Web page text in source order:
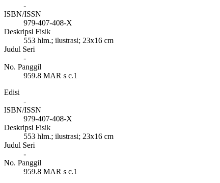
-
ISBN/ISSN
979-407-408-X
Deskripsi Fisik
553 hlm.; ilustrasi; 23x16 cm
Judul Seri
-
No. Panggil
959.8 MAR s c.1
Edisi
-
ISBN/ISSN
979-407-408-X
Deskripsi Fisik
553 hlm.; ilustrasi; 23x16 cm
Judul Seri
-
No. Panggil
959.8 MAR s c.1